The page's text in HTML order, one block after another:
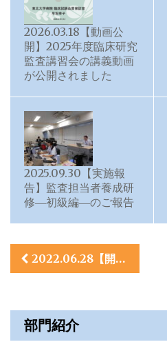
2026.03.18【動画公
開】2025年度臨床研究
監査講習会の講義動画
が公開されました
2025.09.30【実施報
告】監査担当者養成研
修―初級編―のご報告
投
稿
ナ
ビ
2022.06.28【開催案内】臨床研究講習会の開催について
部門紹介